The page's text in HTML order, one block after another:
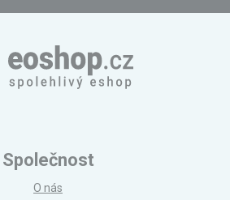
Společnost
O nás